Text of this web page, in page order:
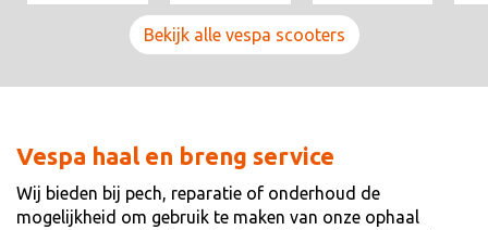
Bekijk alle vespa scooters
Vespa haal en breng service
Wij bieden bij pech, reparatie of onderhoud de
mogelijkheid om gebruik te maken van onze ophaal